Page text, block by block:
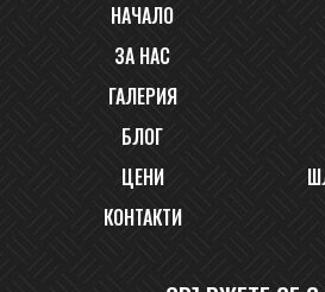
НАЧАЛО
ЗА НАС
ГАЛЕРИЯ
БЛОГ
ЦЕНИ
КОНТАКТИ